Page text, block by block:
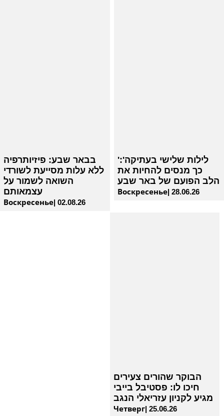
בבאר שבע: פיזיותרפיה
ללא עלות מסייעת לשורדי
השואה לשמור על
עצמאותם
Воскресенье| 02.08.26
'לילות שלישי בעתיקה':
כך מנסים להחיות את
הלב הפועם של באר שבע
Воскресенье| 28.06.26
הבוקר שהורים צעירים
חיכו לו: פסטיבל בייבי
מגיע לקניון עזריאלי הנגב
Четверг| 25.06.26